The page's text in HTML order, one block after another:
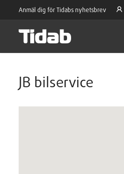
Anmäl dig för Tidabs nyhetsbrev
JB bilservice